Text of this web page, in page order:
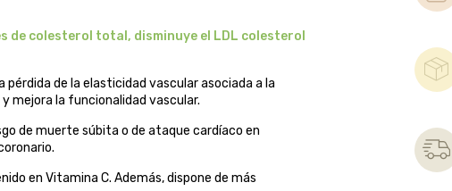
colesterol total, disminuye el LDL colesterol
de la elasticidad vascular asociada a la
mejora la funcionalidad vascular.
de muerte súbita o de ataque cardíaco en
en Vitamina C. Además, dispone de más